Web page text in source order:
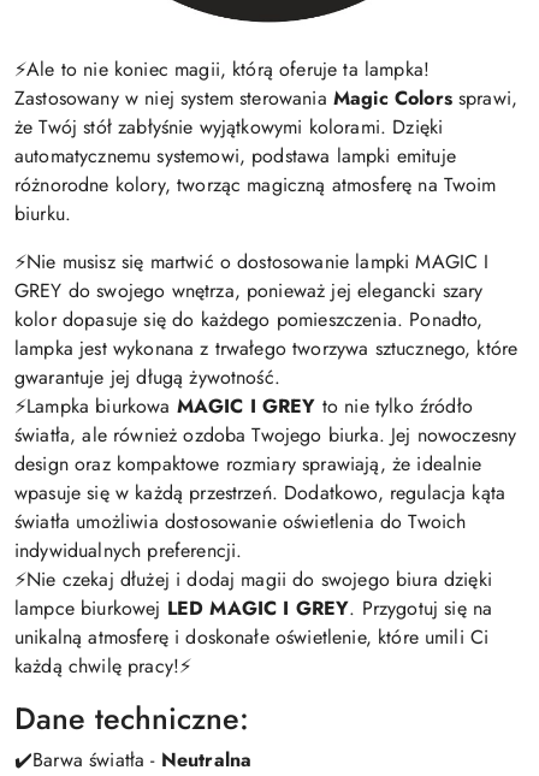
⚡️Ale to nie koniec magii, którą oferuje ta lampka!
Zastosowany w niej system sterowania Magic Colorssprawi,
że Twój stół zabłyśnie wyjątkowymi kolorami. Dzięki
automatycznemu systemowi, podstawa lampki emituje
różnorodne kolory, tworząc magiczną atmosferę na Twoim
biurku.
⚡️Nie musisz się martwić o dostosowanie lampki MAGIC I
GREY do swojego wnętrza, ponieważ jej elegancki szary
kolor dopasuje się do każdego pomieszczenia. Ponadto,
lampka jest wykonana z trwałego tworzywa sztucznego, które
gwarantuje jej długą żywotność.
⚡️Lampka biurkowa MAGIC I GREY to nie tylko źródło
światła, ale również ozdoba Twojego biurka. Jej nowoczesny
design oraz kompaktowe rozmiary sprawiają, że idealnie
wpasuje się w każdą przestrzeń. Dodatkowo, regulacja kąta
światła umożliwia dostosowanie oświetlenia do Twoich
indywidualnych preferencji.
⚡️Nie czekaj dłużej i dodaj magii do swojego biura dzięki
lampce biurkowej LED MAGIC I GREY. Przygotuj się na
unikalną atmosferę i doskonałe oświetlenie, które umili Ci
każdą chwilę pracy!⚡️
Dane techniczne:
✔️Barwa światła - Neutralna